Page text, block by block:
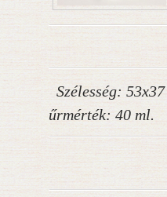
Szélesség:
űrmérték: 40 ml.